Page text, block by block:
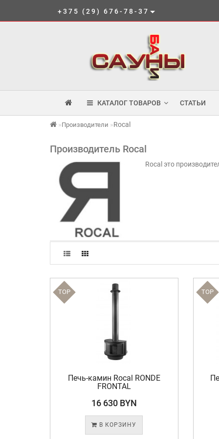
+375 (29) 676-78-37
КАТАЛОГ ТОВАРОВ СТАТЬИ
Производители Rocal
Производитель Rocal
Rocal это
TOP
Печь-камин Rocal RONDE
FRONTAL
16 630 BYN
В КОРЗИНУ
TOP